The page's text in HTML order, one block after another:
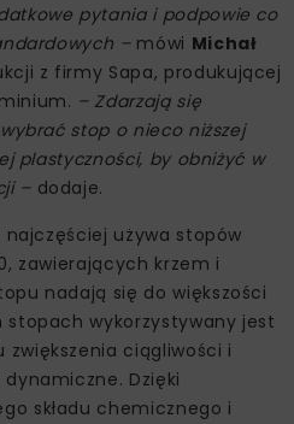
pytania i podpowie co
–mówi Michał
z firmy Sapa, produkującej
– Zdarzają się
stop o nieco niższej
plastyczności, by obniżyć w
–dodaje.
używa stopów
zawierających krzem i
nadają się do większości
stopach wykorzystywany jest
ciągliwości i
Dzięki
składu chemicznego i